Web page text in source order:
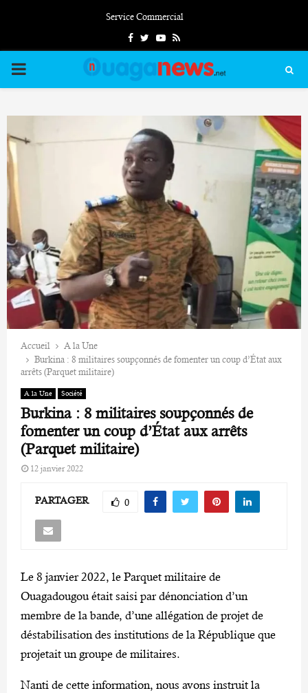
Service Commercial
FacebookTwitterYoutube
Rss
PRIMARY
Accueil
A la Une
Burkina : 8 militaires soupçonnés de fomenter un coup d’État aux
arrêts (Parquet militaire)
A la Une Société
Burkina : 8 militaires soupçonnés de
fomenter un coup d’État aux arrêts
(Parquet militaire)
12 janvier 2022
PARTAGER 0
Le 8 janvier 2022, le Parquet militaire de
Ouagadougou était saisi par dénonciation d’un
membre de la bande, d’une allégation de projet de
déstabilisation des institutions de la République que
projetait un groupe de militaires.
Nanti de cette information, nous avons instruit la